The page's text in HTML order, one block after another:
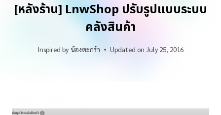
[หลังร้าน] LnwShop ปรับรูปแบบระบบ
คลังสินค้า
Inspired by น้องตะกร้า Updated on July 25, 2016